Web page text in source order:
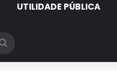
UTILIDADE PÚBLICA
por